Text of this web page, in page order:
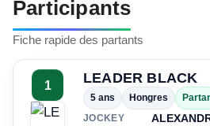
Participants
Fiche rapide des partants
1 LEADER BLACK
5 ans Hongres
JOCKEY